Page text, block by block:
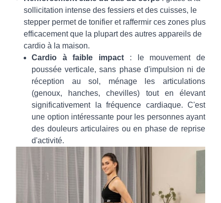
sollicitation intense des fessiers et des cuisses, le
stepper permet de tonifier et raffermir ces zones plus
efficacement que la plupart des autres appareils de
cardio à la maison.
Cardio à faible impact : le mouvement de
poussée verticale, sans phase d'impulsion ni de
réception au sol, ménage les articulations
(genoux, hanches, chevilles) tout en élevant
significativement la fréquence cardiaque. C'est
une option intéressante pour les personnes ayant
des douleurs articulaires ou en phase de reprise
d'activité.